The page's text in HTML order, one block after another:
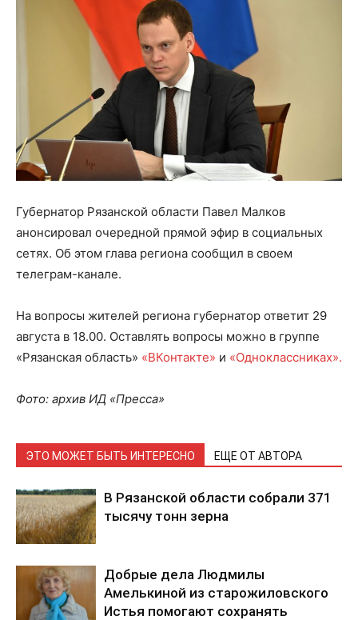
Губернатор Рязанской области Павел Малков
анонсировал очередной прямой эфир в социальных
сетях. Об этом глава региона сообщил в своем
телеграм-канале.
На вопросы жителей региона губернатор ответит 29
августа в 18.00. Оставлять вопросы можно в группе
«Рязанская область» «ВКонтакте» и «Одноклассниках».
Фото: архив ИД «Пресса»
ЭТО МОЖЕТ БЫТЬ ИНТЕРЕСНО ЕЩЕ ОТ АВТОРА
В Рязанской области собрали 371
тысячу тонн зерна
Добрые дела Людмилы
Амелькиной из старожиловского
Истья помогают сохранять